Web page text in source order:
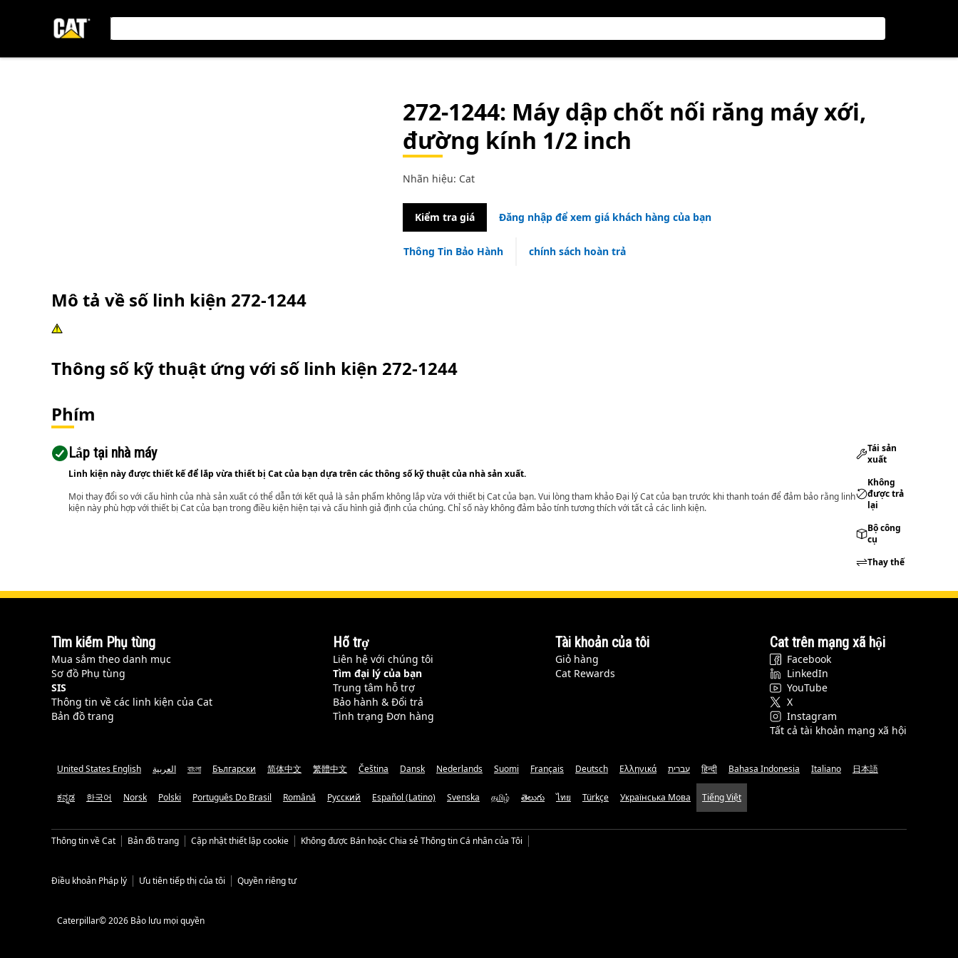
272-1244: Máy dập chốt nối răng máy xới,
đường kính 1/2 inch
Nhãn hiệu: Cat
Kiểm tra giá Đăng nhập để xem giá khách hàng của bạn
Thông Tin Bảo Hành chính sách hoàn trả
Mô tả về số linh kiện 272-1244
Thông số kỹ thuật ứng với số linh kiện 272-1244
Phím
Lắp tại nhà máy
Linh kiện này được thiết kế để lắp vừa thiết bị Cat của bạn dựa trên các thông số kỹ thuật của nhà sản xuất.
Mọi thay đổi so với cấu hình của nhà sản xuất có thể dẫn tới kết quả là sản phẩm không lắp vừa với thiết bị Cat của bạn. Vui lòng tham khảo Đại lý Cat của bạn trước khi thanh toán để đảm bảo rằng linh
kiện này phù hợp với thiết bị Cat của bạn trong điều kiện hiện tại và cấu hình giả định của chúng. Chỉ số này không đảm bảo tính tương thích với tất cả các linh kiện.
Tái sản
xuất
Không
được trả
lại
Bộ công
cụ
Thay thế
Tìm kiếm Phụ tùng
Mua sắm theo danh mục
Sơ đồ Phụ tùng
SIS
Thông tin về các linh kiện của Cat
Bản đồ trang
Hỗ trợ
Liên hệ với chúng tôi
Tìm đại lý của bạn
Trung tâm hỗ trợ
Bảo hành & Đổi trả
Tình trạng Đơn hàng
Tài khoản của tôi
Giỏ hàng
Cat Rewards
Cat trên mạng xã hội
Facebook
LinkedIn
YouTube
X
Instagram
Tất cả tài khoản mạng xã hội
United States English العربية বাংলা Български 简体中文 繁體中文 Čeština Dansk Nederlands Suomi Français Deutsch Ελληνικά עברית हिन्दी Bahasa Indonesia Italiano 日本語
ಕನ್ನಡ 한국어 Norsk Polski Português Do Brasil Română Русский Español (Latino) Svenska தமிழ் తెలుగు ไทย Türkçe Українська Мова Tiếng Việt
Thông tin về Cat Bản đồ trang Cập nhật thiết lập cookie Không được Bán hoặc Chia sẻ Thông tin Cá nhân của Tôi
Điều khoản Pháp lý Ưu tiên tiếp thị của tôi Quyền riêng tư
Caterpillar© 2026 Bảo lưu mọi quyền